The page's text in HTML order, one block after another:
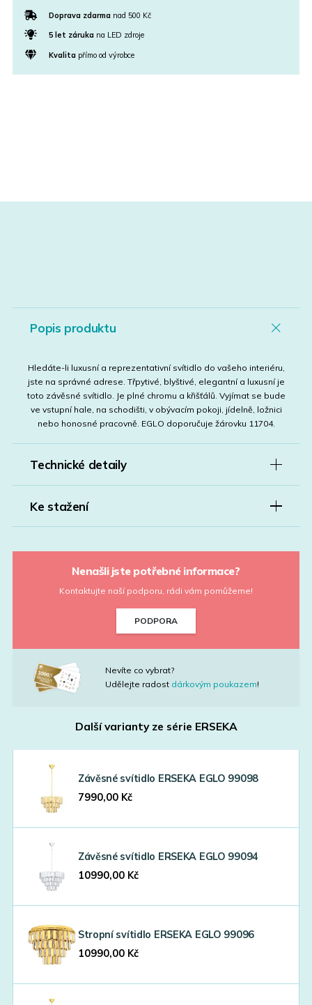
Doprava zdarma nad 500 Kč
5 let zárukana LED zdroje
Kvalitapřímo od výrobce
Popis produktu
Hledáte-li luxusní a reprezentativní svítidlo do vašeho interiéru,
jste na správné adrese. Třpytivé, blyštivé, elegantní a luxusní je
toto závěsné svítidlo. Je plné chromu a křišťálů. Vyjímat se bude
ve vstupní hale, na schodišti, v obývacím pokoji, jídelně, ložnici
nebo honosné pracovně. EGLO doporučuje žárovku 11704.
Technické detaily
Ke stažení
Nenašli jste potřebné informace?
Kontaktujte naší podporu, rádi vám pomůžeme!
PODPORA
Nevíte co vybrat?
Udělejte radost dárkovým poukazem!
Další varianty ze série ERSEKA
Závěsné svítidlo ERSEKA EGLO 99098
7990,00 Kč
Závěsné svítidlo ERSEKA EGLO 99094
10990,00 Kč
Stropní svítidlo ERSEKA EGLO 99096
10990,00 Kč